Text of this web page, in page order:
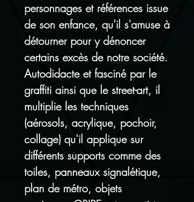
personnages et références issue
de son enfance, qu'il s'amuse à
détourner pour y dénoncer
certains excès de notre société.
Autodidacte et fasciné par le
graffiti ainsi que le street-art, il
multiplie les techniques
(aérosols, acrylique, pochoir,
collage) qu'il applique sur
différents supports comme des
toiles, panneaux signalétique,
plan de métro, objets